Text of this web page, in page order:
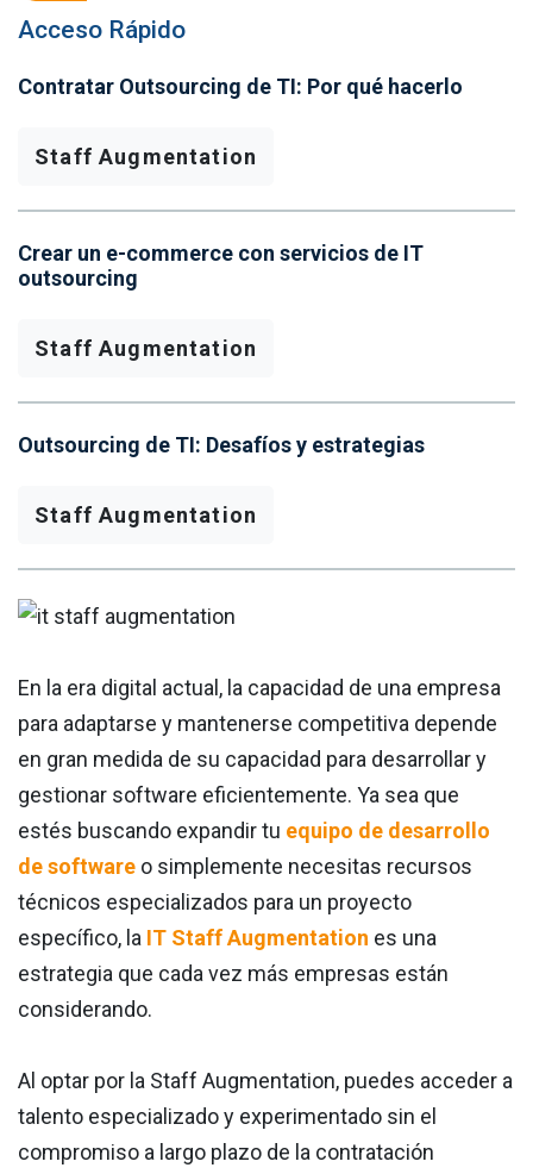
Acceso Rápido
Contratar Outsourcing de TI: Por qué hacerlo
Staff Augmentation
Crear un e-commerce con servicios de IT
outsourcing
Staff Augmentation
Outsourcing de TI: Desafíos y estrategias
Staff Augmentation
En la era digital actual, la capacidad de una empresa
para adaptarse y mantenerse competitiva depende
en gran medida de su capacidad para desarrollar y
gestionar software eficientemente. Ya sea que
estés buscando expandir tu equipo de desarrollo
de software o simplemente necesitas recursos
técnicos especializados para un proyecto
específico, la IT Staff Augmentation es una
estrategia que cada vez más empresas están
considerando.
Al optar por la Staff Augmentation, puedes acceder a
talento especializado y experimentado sin el
compromiso a largo plazo de la contratación